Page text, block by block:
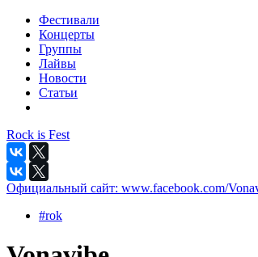
Фестивали
Концерты
Группы
Лайвы
Новости
Статьи
Rock is Fest
Официальный сайт: www.facebook.com/
#rok